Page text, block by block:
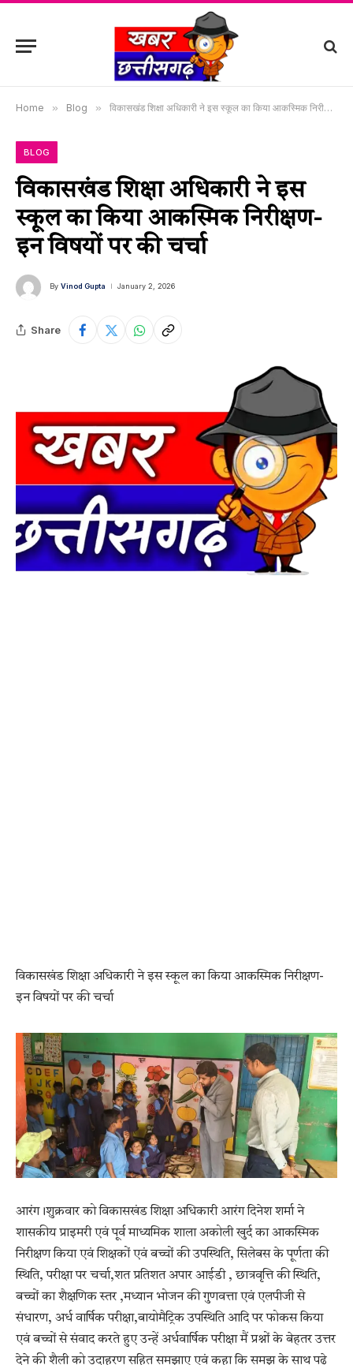
Home » Blog » विकासखंड शिक्षा अधिकारी ने इस स्कूल का किया आकस्मिक निरीक्षण-इन विषयों पर की चर्चा
BLOG
विकासखंड शिक्षा अधिकारी ने इस
स्कूल का किया आकस्मिक निरीक्षण-
इन विषयों पर की चर्चा
By Vinod Gupta January 2, 2026
Share
विकासखंड शिक्षा अधिकारी ने इस स्कूल का किया आकस्मिक निरीक्षण-
इन विषयों पर की चर्चा
आरंग।शुक्रवार को विकासखंड शिक्षा अधिकारी आरंग दिनेश शर्मा ने
शासकीय प्राइमरी एवं पूर्व माध्यमिक शाला अकोली खुर्द का आकस्मिक
निरीक्षण किया एवं शिक्षकों एवं बच्चों की उपस्थिति, सिलेबस के पूर्णता की
स्थिति, परीक्षा पर चर्चा,शत प्रतिशत अपार आईडी , छात्रवृत्ति की स्थिति,
बच्चों का शैक्षणिक स्तर ,मध्यान भोजन की गुणवत्ता एवं एलपीजी से
संधारण, अर्ध वार्षिक परीक्षा,बायोमैट्रिक उपस्थिति आदि पर फोकस किया
एवं बच्चों से संवाद करते हुए उन्हें अर्धवार्षिक परीक्षा मैं प्रश्नों के बेहतर उत्तर
देने की शैली को उदाहरण सहित समझाए एवं कहा कि समझ के साथ पढ़े